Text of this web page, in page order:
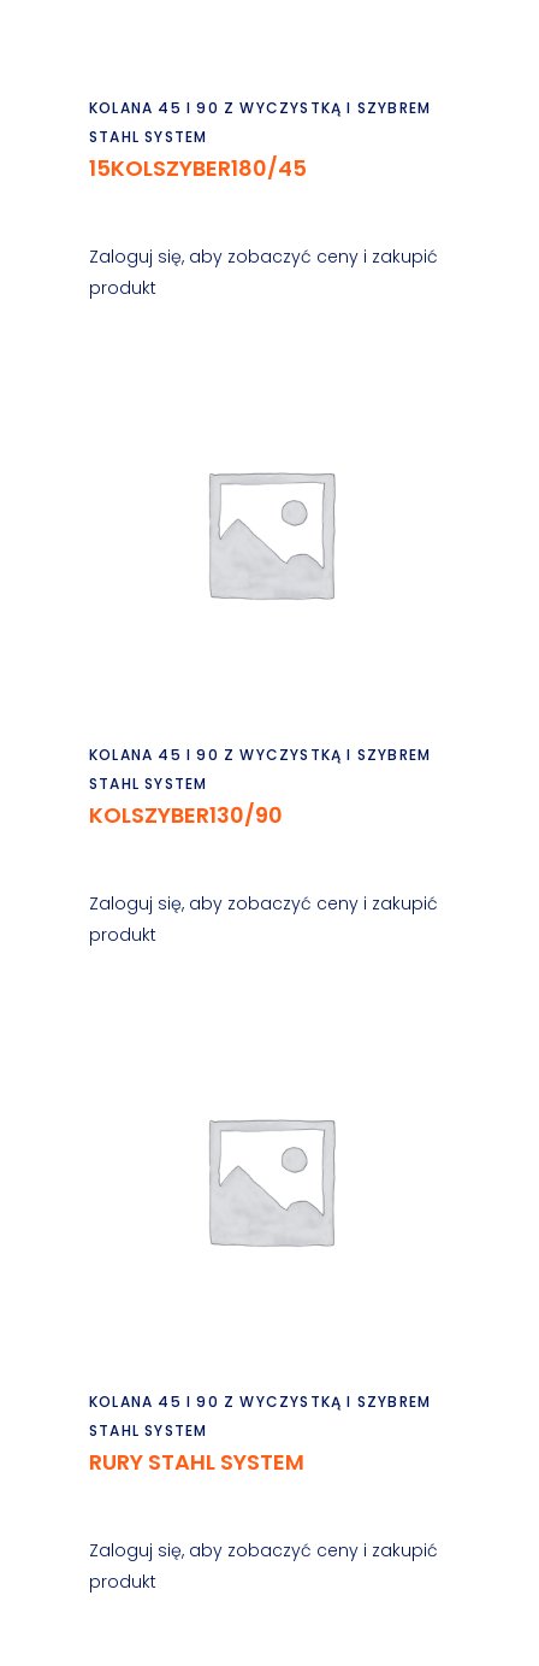
Czytaj dalej
KOLANA 45 I 90 Z WYCZYSTKĄ I SZYBREM
STAHL SYSTEM
15KOLSZYBER180/45
Zaloguj się, aby zobaczyć ceny i zakupić
produkt
Czytaj dalej
KOLANA 45 I 90 Z WYCZYSTKĄ I SZYBREM
STAHL SYSTEM
KOLSZYBER130/90
Zaloguj się, aby zobaczyć ceny i zakupić
produkt
Czytaj dalej
KOLANA 45 I 90 Z WYCZYSTKĄ I SZYBREM
STAHL SYSTEM
RURY STAHL SYSTEM
Zaloguj się, aby zobaczyć ceny i zakupić
produkt